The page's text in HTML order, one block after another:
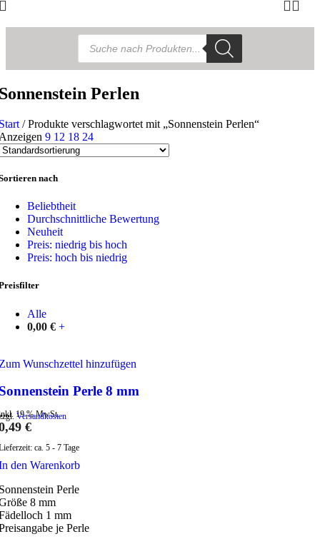
Products
search
Perlen
/ Produkte verschlagwortet mit „Sonnenstein Perlen“
9 12 18 24
nach
Beliebtheit
Durchschnittliche Bewertung
Neuheit
Preis: niedrig bis hoch
Preis: hoch bis niedrig
Alle
0,00 € +
Wunschzettel hinzufügen
Perle 8 mm
19 % MwSt.
Versandkosten
€
ca. 5 - 7 Tage
den Warenkorb
Perle
8 mm
1 mm
je Perle